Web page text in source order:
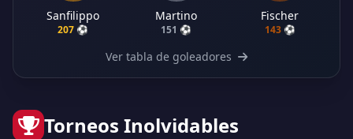
Sanfilippo
207 ⚽
Martino
151 ⚽
Fischer
143 ⚽
Ver tabla de goleadores
Torneos Inolvidables